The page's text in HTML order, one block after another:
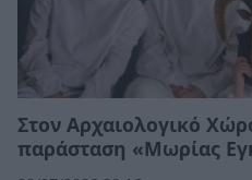
Στον Αρχαιολογικό
παράσταση «Μωρίας